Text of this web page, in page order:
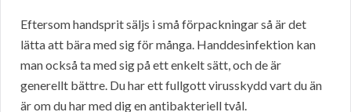
Eftersom handsprit säljs i små förpackningar så är det
lätta att bära med sig för många. Handdesinfektion kan
man också ta med sig på ett enkelt sätt, och de är
generellt bättre. Du har ett fullgott virusskydd vart du än
är om du har med dig en antibakteriell tvål.